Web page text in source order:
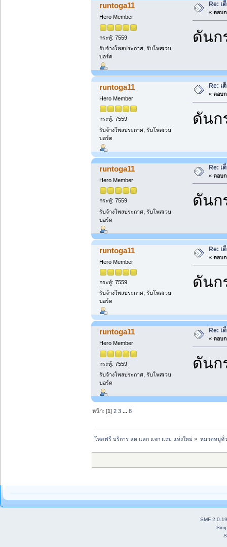
runtoga11
Hero Member
กระทู้: 7559
รับจ้างโพสประกาศ, รับโพสเวบ
บอร์ด
Re: เ
« ตอบก
ดันก
runtoga11
Hero Member
กระทู้: 7559
รับจ้างโพสประกาศ, รับโพสเวบ
บอร์ด
Re: เ
« ตอบก
ดันก
runtoga11
Hero Member
กระทู้: 7559
รับจ้างโพสประกาศ, รับโพสเวบ
บอร์ด
Re: เ
« ตอบก
ดันก
runtoga11
Hero Member
กระทู้: 7559
รับจ้างโพสประกาศ, รับโพสเวบ
บอร์ด
Re: เ
« ตอบก
ดันก
runtoga11
Hero Member
กระทู้: 7559
รับจ้างโพสประกาศ, รับโพสเวบ
บอร์ด
Re: เ
« ตอบก
ดันก
หน้า: [1]2 3 ...8
โพสฟรี บริการ ลด แลก แจก แถม แห่งใหม่ » หมวดหมู่ทั่
SMF 2.0.19